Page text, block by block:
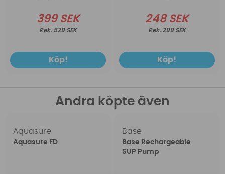
399 SEK
529 SEK
Köp!
248 SEK
299 SEK
Köp!
Andra köpte även
Aquasure
Aquasure FD
Base
Base Rechargeable
SUP Pump